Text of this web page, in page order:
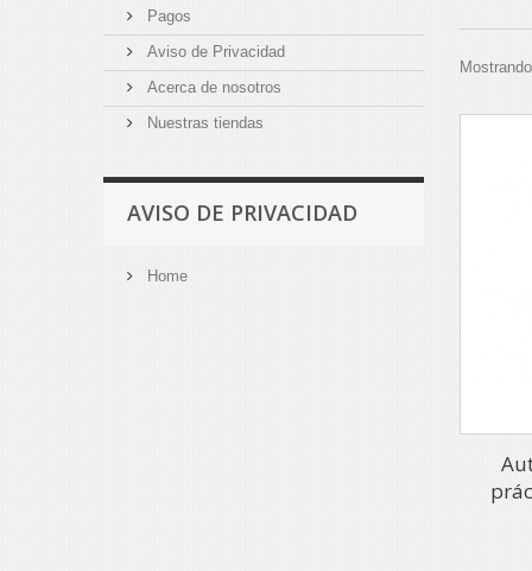
Pagos
Aviso de Privacidad
Acerca de nosotros
Nuestras tiendas
AVISO DE PRIVACIDAD
Home